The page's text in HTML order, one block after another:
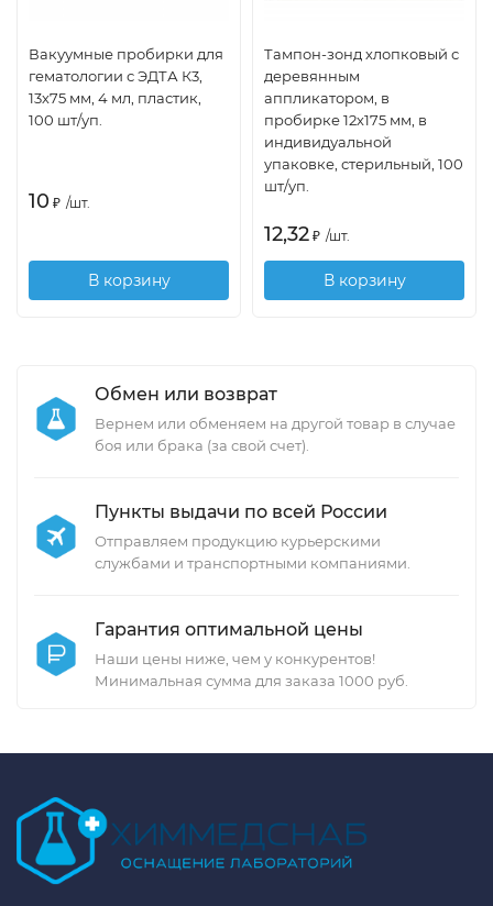
Вакуумные пробирки для
гематологии с ЭДТА К3,
13х75 мм, 4 мл, пластик,
100 шт/уп.
10 ₽ /шт.
В корзину
Тампон-зонд хлопковый с
деревянным
аппликатором, в
пробирке 12х175 мм, в
индивидуальной
упаковке, стерильный, 100
шт/уп.
12,32 ₽ /шт.
В корзину
Обмен или возврат
Вернем или обменяем на другой товар в случае
боя или брака (за свой счет).
Пункты выдачи по всей России
Отправляем продукцию курьерскими
службами и транспортными компаниями.
Гарантия оптимальной цены
Наши цены ниже, чем у конкурентов!
Минимальная сумма для заказа 1000 руб.